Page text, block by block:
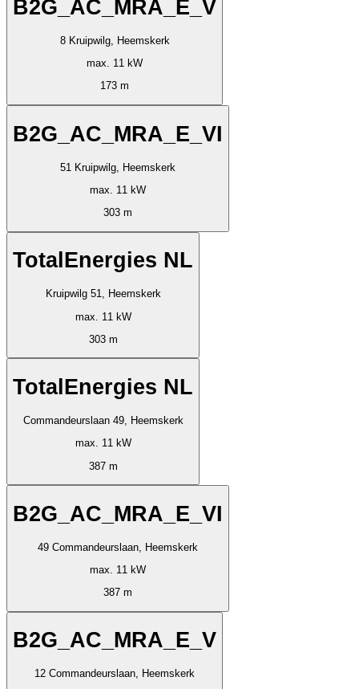
B2G_AC_MRA_E_V
8 Kruipwilg, Heemskerk
max. 11 kW
173 m
B2G_AC_MRA_E_VI
51 Kruipwilg, Heemskerk
max. 11 kW
303 m
TotalEnergies NL
Kruipwilg 51, Heemskerk
max. 11 kW
303 m
TotalEnergies NL
Commandeurslaan 49, Heemskerk
max. 11 kW
387 m
B2G_AC_MRA_E_VI
49 Commandeurslaan, Heemskerk
max. 11 kW
387 m
B2G_AC_MRA_E_V
12 Commandeurslaan, Heemskerk